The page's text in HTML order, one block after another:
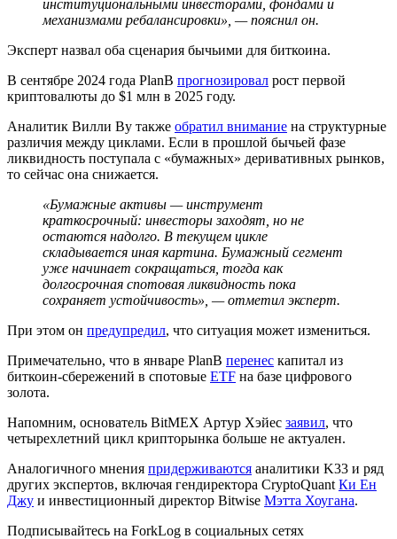
институциональными инвесторами, фондами и
механизмами ребалансировки», — пояснил он.
Эксперт назвал оба сценария бычьими для биткоина.
В сентябре 2024 года PlanB прогнозировал рост первой
криптовалюты до $1 млн в 2025 году.
Аналитик Вилли Ву также обратил внимание на структурные
различия между циклами. Если в прошлой бычьей фазе
ликвидность поступала с «бумажных» деривативных рынков,
то сейчас она снижается.
«Бумажные активы — инструмент
краткосрочный: инвесторы заходят, но не
остаются надолго. В текущем цикле
складывается иная картина. Бумажный сегмент
уже начинает сокращаться, тогда как
долгосрочная спотовая ликвидность пока
сохраняет устойчивость», — отметил эксперт.
При этом он предупредил, что ситуация может измениться.
Примечательно, что в январе PlanB перенес капитал из
биткоин-сбережений в спотовые ETF на базе цифрового
золота.
Напомним, основатель BitMEX Артур Хэйес заявил, что
четырехлетний цикл крипторынка больше не актуален.
Аналогичного мнения придерживаются аналитики K33 и ряд
других экспертов, включая гендиректора CryptoQuant Ки Ен
Джу и инвестиционный директор Bitwise Мэтта Хоугана.
Подписывайтесь на ForkLog в социальных сетях